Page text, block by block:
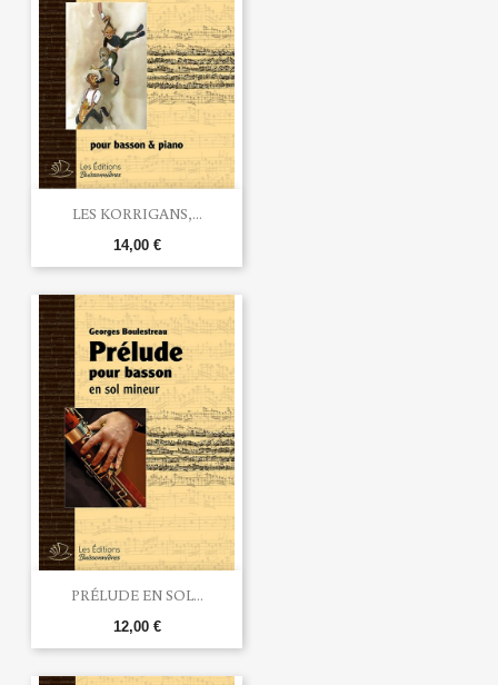
LES KORRIGANS,...
14,00 €
PRÉLUDE EN SOL...
12,00 €